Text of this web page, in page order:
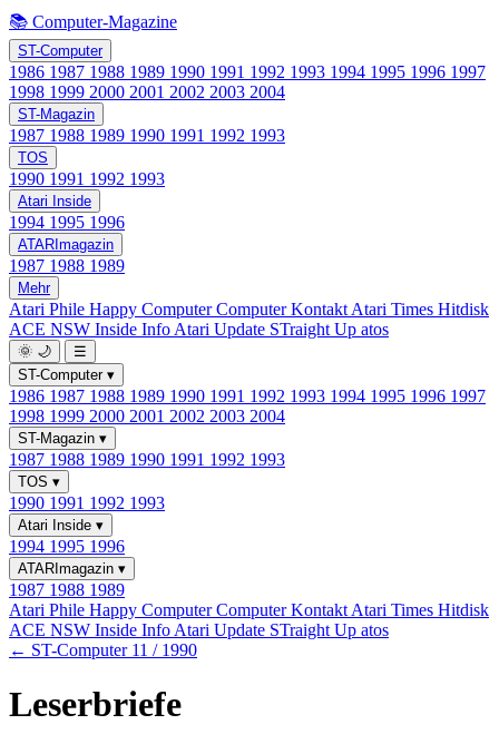
📚 Computer-Magazine
ST-Computer
1986 1987 1988 1989 1990 1991 1992 1993 1994 1995 1996 1997
1998 1999 2000 2001 2002 2003 2004
ST-Magazin
1987 1988 1989 1990 1991 1992 1993
TOS
1990 1991 1992 1993
Atari Inside
1994 1995 1996
ATARImagazin
1987 1988 1989
Mehr
Atari Phile Happy ComputerComputer Kontakt Atari Times Hitdisk
ACE NSW Inside Info Atari Update STraight Up atos
🌞 🌙
☰
ST-Computer ▾
1986 1987 1988 1989 1990 1991 1992 1993 1994 1995 1996 1997
1998 1999 2000 2001 2002 2003 2004
ST-Magazin ▾
1987 1988 1989 1990 1991 1992 1993
TOS ▾
1990 1991 1992 1993
Atari Inside ▾
1994 1995 1996
ATARImagazin ▾
1987 1988 1989
Atari Phile Happy ComputerComputer Kontakt Atari Times Hitdisk
ACE NSW Inside Info Atari Update STraight Up atos
← ST-Computer 11 / 1990
Leserbriefe